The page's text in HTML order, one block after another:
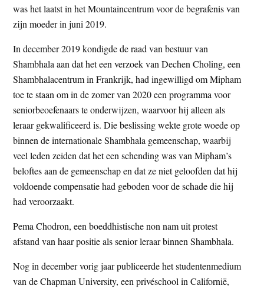
was het laatst in het Mountaincentrum voor de begrafenis van
zijn moeder in juni 2019.
In december 2019 kondigde de raad van bestuur van
Shambhala aan dat het een verzoek van Dechen Choling, een
Shambhalacentrum in Frankrijk, had ingewilligd om Mipham
toe te staan om in de zomer van 2020 een programma voor
seniorbeoefenaars te onderwijzen, waarvoor hij alleen als
leraar gekwalificeerd is. Die beslissing wekte grote woede op
binnen de internationale Shambhala gemeenschap, waarbij
veel leden zeiden dat het een schending was van Mipham’s
beloftes aan de gemeenschap en dat ze niet geloofden dat hij
voldoende compensatie had geboden voor de schade die hij
had veroorzaakt.
Pema Chodron, een boeddhistische non nam uit protest
afstand van haar positie als senior leraar binnen Shambhala.
Nog in december vorig jaar publiceerde het studentenmedium
van de Chapman University, een privéschool in Californië,